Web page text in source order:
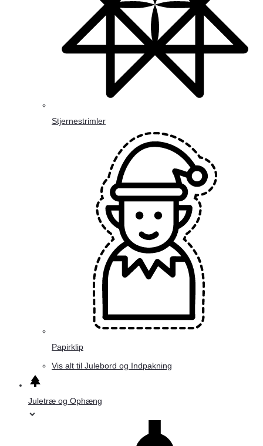
Stjernestrimler
Papirklip
Vis alt til Julebord og Indpakning
Juletræ og Ophæng